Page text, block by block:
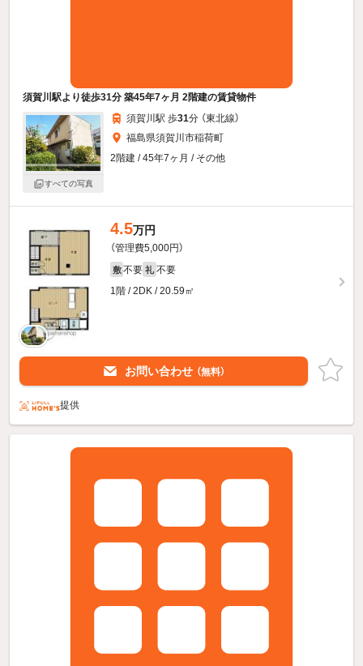
須賀川駅より徒歩31分 築45年7ヶ月 2階建の賃貸物件
すべての写真
須賀川駅 歩31分 （東北線）
福島県須賀川市稲荷町
2階建 / 45年7ヶ月 / その他
4.5万円
（管理費5,000円）
敷 不要 礼 不要
1階 / 2DK / 20.59㎡
お問い合わせ （無料）
提供